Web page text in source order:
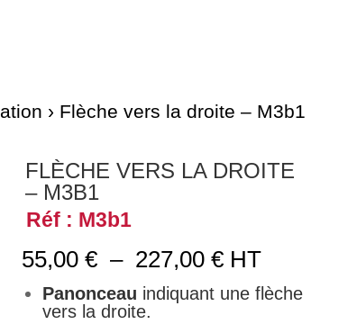
› Flèche vers la droite – M3b1
FLÈCHE VERS LA DROITE
– M3B1
Réf : M3b1
55,00 € – 227,00 €Plage
prix :
HT
Panonceau indiquant une flèche
vers la droite.